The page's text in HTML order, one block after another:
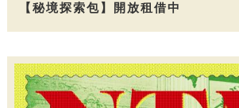
【秘境探索包】開放租借中